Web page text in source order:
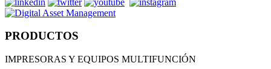
PRODUCTOS
IMPRESORAS Y EQUIPOS MULTIFUNCIÓN